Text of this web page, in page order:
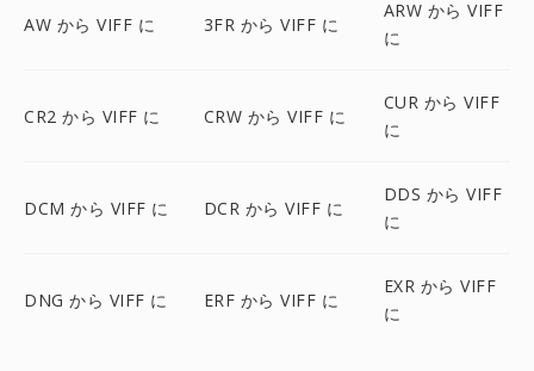
AW から VIFF に 3FR から VIFF に
ARW から VIFF
に
CR2 から VIFF に CRW から VIFF に
CUR から VIFF
に
DCM から VIFF に DCR から VIFF に
DDS から VIFF
に
DNG から VIFF に ERF から VIFF に
EXR から VIFF
に